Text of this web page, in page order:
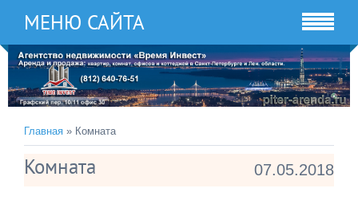
МЕНЮ САЙТА
Главная » Комната
07.05.2018
Комната